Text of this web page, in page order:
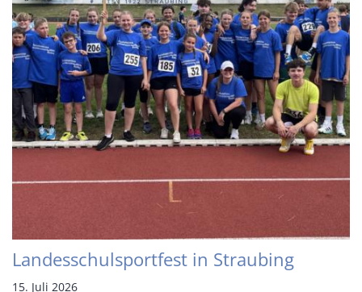
Landesschulsportfest in Straubing
15. Juli 2026